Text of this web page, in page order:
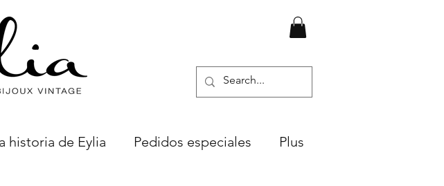
historia de Eylia Pedidos especiales Plus